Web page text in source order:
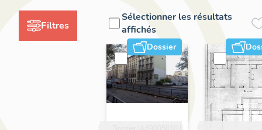
Filtres
Sélectionner les résultats
affichés
Dossier